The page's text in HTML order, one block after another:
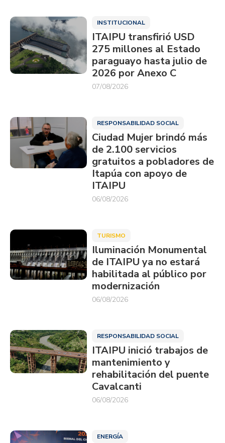
INSTITUCIONAL
ITAIPU transfirió USD
275 millones al Estado
paraguayo hasta julio de
2026 por Anexo C
07/08/2026
RESPONSABILIDAD SOCIAL
Ciudad Mujer brindó más
de 2.100 servicios
gratuitos a pobladores de
Itapúa con apoyo de
ITAIPU
06/08/2026
TURISMO
Iluminación Monumental
de ITAIPU ya no estará
habilitada al público por
modernización
06/08/2026
RESPONSABILIDAD SOCIAL
ITAIPU inició trabajos de
mantenimiento y
rehabilitación del puente
Cavalcanti
06/08/2026
ENERGÍA